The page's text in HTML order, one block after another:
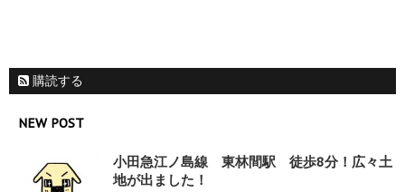
購読する
NEW POST
小田急江ノ島線 東林間駅 徒歩8分！広々土
地が出ました！